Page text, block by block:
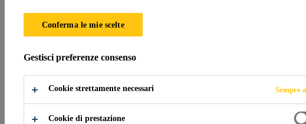
Adesivo STP elastico per incollaggi negli
Sikaflex®-552 AT è un adesivo monocomponente
Terminazione Silanica (STP) appositamente
dimensioni nell'assemblaggio di veicoli. È adatto
materiali ceramici e materie plastiche. Si lega bene a
Mostra di più +
Conferma le mie scelte
Gestisci preferenze consenso
Cookie strettamente necessari Sempre
Cookie di prestazione